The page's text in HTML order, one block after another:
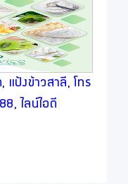
ป้งข้าวสาลี, โทร
ไลน์ไอดี